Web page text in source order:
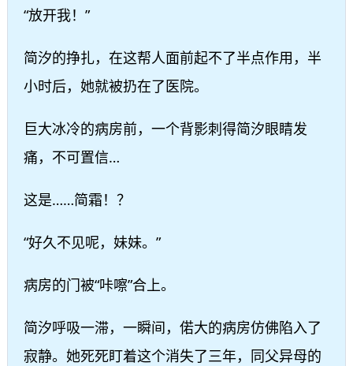
“放开我！”
简汐的挣扎，在这帮人面前起不了半点作用，半
小时后，她就被扔在了医院。
巨大冰冷的病房前，一个背影刺得简汐眼睛发
痛，不可置信…
这是……简霜！？
“好久不见呢，妹妹。”
病房的门被“咔嚓”合上。
简汐呼吸一滞，一瞬间，偌大的病房仿佛陷入了
寂静。她死死盯着这个消失了三年，同父异母的